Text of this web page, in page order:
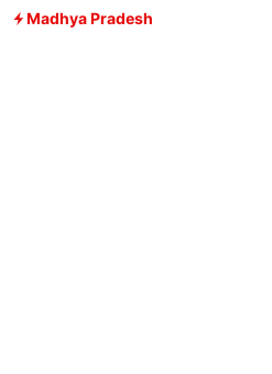
Madhya Pradesh